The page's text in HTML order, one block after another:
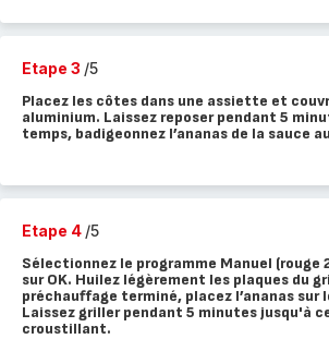
Etape 3 /5
Placez les côtes dans une assiette et
aluminium. Laissez reposer pendant 5
temps, badigeonnez l’ananas de la sauce
Etape 4 /5
Sélectionnez le programme Manuel (rouge
sur OK. Huilez légèrement les plaques du
préchauffage terminé, placez l’ananas
Laissez griller pendant 5 minutes jusqu'à
croustillant.